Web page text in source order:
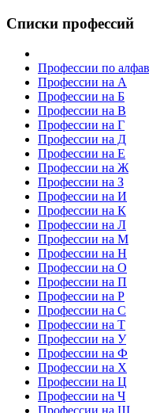
Списки профессий
Профессии по
Профессии на А
Профессии на Б
Профессии на В
Профессии на Г
Профессии на Д
Профессии на Е
Профессии на Ж
Профессии на З
Профессии на И
Профессии на К
Профессии на Л
Профессии на М
Профессии на Н
Профессии на О
Профессии на П
Профессии на Р
Профессии на С
Профессии на Т
Профессии на У
Профессии на Ф
Профессии на Х
Профессии на Ц
Профессии на Ч